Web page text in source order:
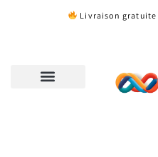
Livraison gratuite